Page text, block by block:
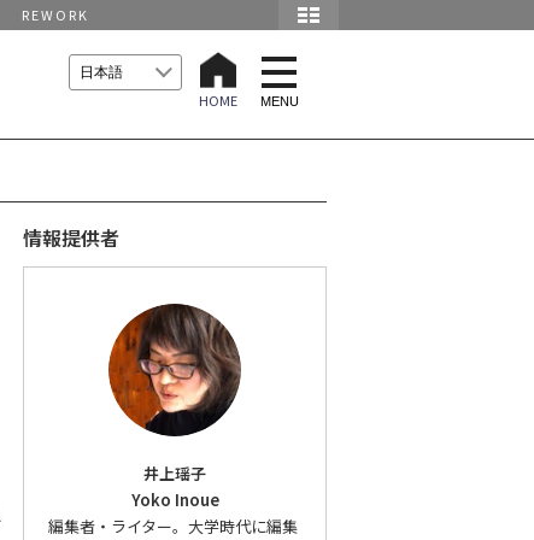
REWORK
HOME
t
o
g
l
a
MENU
情報提供者
井上瑶子
Yoko Inoue
編集者・ライター。大学時代に編集